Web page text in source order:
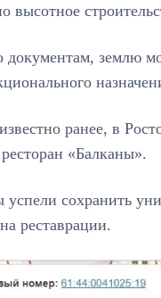
высотное
землю
ранее, в
«Балканы».
успели сохранить
реставрации.